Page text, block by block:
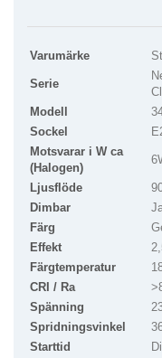
Varumärke
Serie
Modell
Sockel
Motsvarar i W ca
(Halogen)
Ljusflöde
Dimbar
Färg
Effekt
Färgtemperatur
CRI / Ra
Spänning
Spridningsvinkel
Starttid